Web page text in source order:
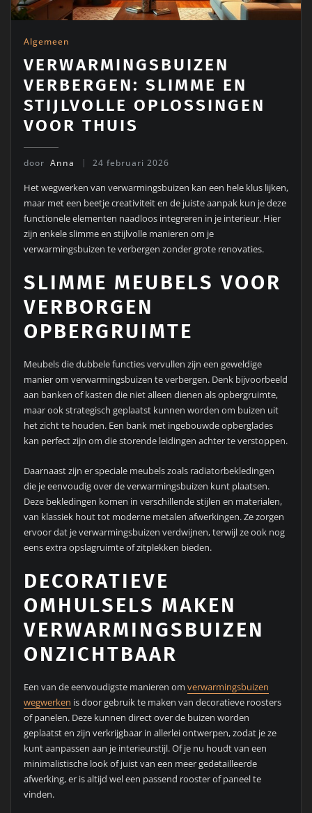
Algemeen
VERWARMINGSBUIZEN
VERBERGEN: SLIMME EN
STIJLVOLLE OPLOSSINGEN
VOOR THUIS
door Anna 24 februari 2026
Het wegwerken van verwarmingsbuizen kan een hele klus lijken,
maar met een beetje creativiteit en de juiste aanpak kun je deze
functionele elementen naadloos integreren in je interieur. Hier
zijn enkele slimme en stijlvolle manieren om je
verwarmingsbuizen te verbergen zonder grote renovaties.
SLIMME MEUBELS VOOR
VERBORGEN
OPBERGRUIMTE
Meubels die dubbele functies vervullen zijn een geweldige
manier om verwarmingsbuizen te verbergen. Denk bijvoorbeeld
aan banken of kasten die niet alleen dienen als opbergruimte,
maar ook strategisch geplaatst kunnen worden om buizen uit
het zicht te houden. Een bank met ingebouwde opberglades
kan perfect zijn om die storende leidingen achter te verstoppen.
Daarnaast zijn er speciale meubels zoals radiatorbekledingen
die je eenvoudig over de verwarmingsbuizen kunt plaatsen.
Deze bekledingen komen in verschillende stijlen en materialen,
van klassiek hout tot moderne metalen afwerkingen. Ze zorgen
ervoor dat je verwarmingsbuizen verdwijnen, terwijl ze ook nog
eens extra opslagruimte of zitplekken bieden.
DECORATIEVE
OMHULSELS MAKEN
VERWARMINGSBUIZEN
ONZICHTBAAR
Een van de eenvoudigste manieren om verwarmingsbuizen
wegwerken is door gebruik te maken van decoratieve roosters
of panelen. Deze kunnen direct over de buizen worden
geplaatst en zijn verkrijgbaar in allerlei ontwerpen, zodat je ze
kunt aanpassen aan je interieurstijl. Of je nu houdt van een
minimalistische look of juist van een meer gedetailleerde
afwerking, er is altijd wel een passend rooster of paneel te
vinden.